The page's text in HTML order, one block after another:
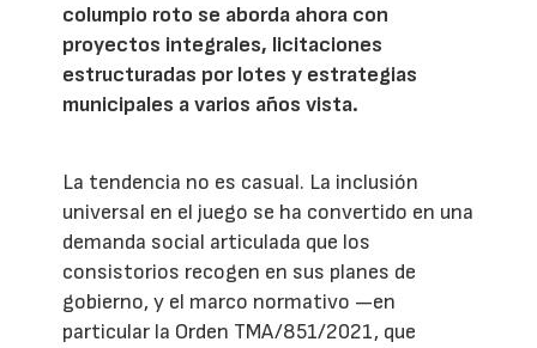
columpio roto se aborda ahora con
proyectos integrales, licitaciones
estructuradas por lotes y estrategias
municipales a varios años vista.
La tendencia no es casual. La inclusión
universal en el juego se ha convertido en una
demanda social articulada que los
consistorios recogen en sus planes de
gobierno, y el marco normativo —en
particular la Orden TMA/851/2021, que